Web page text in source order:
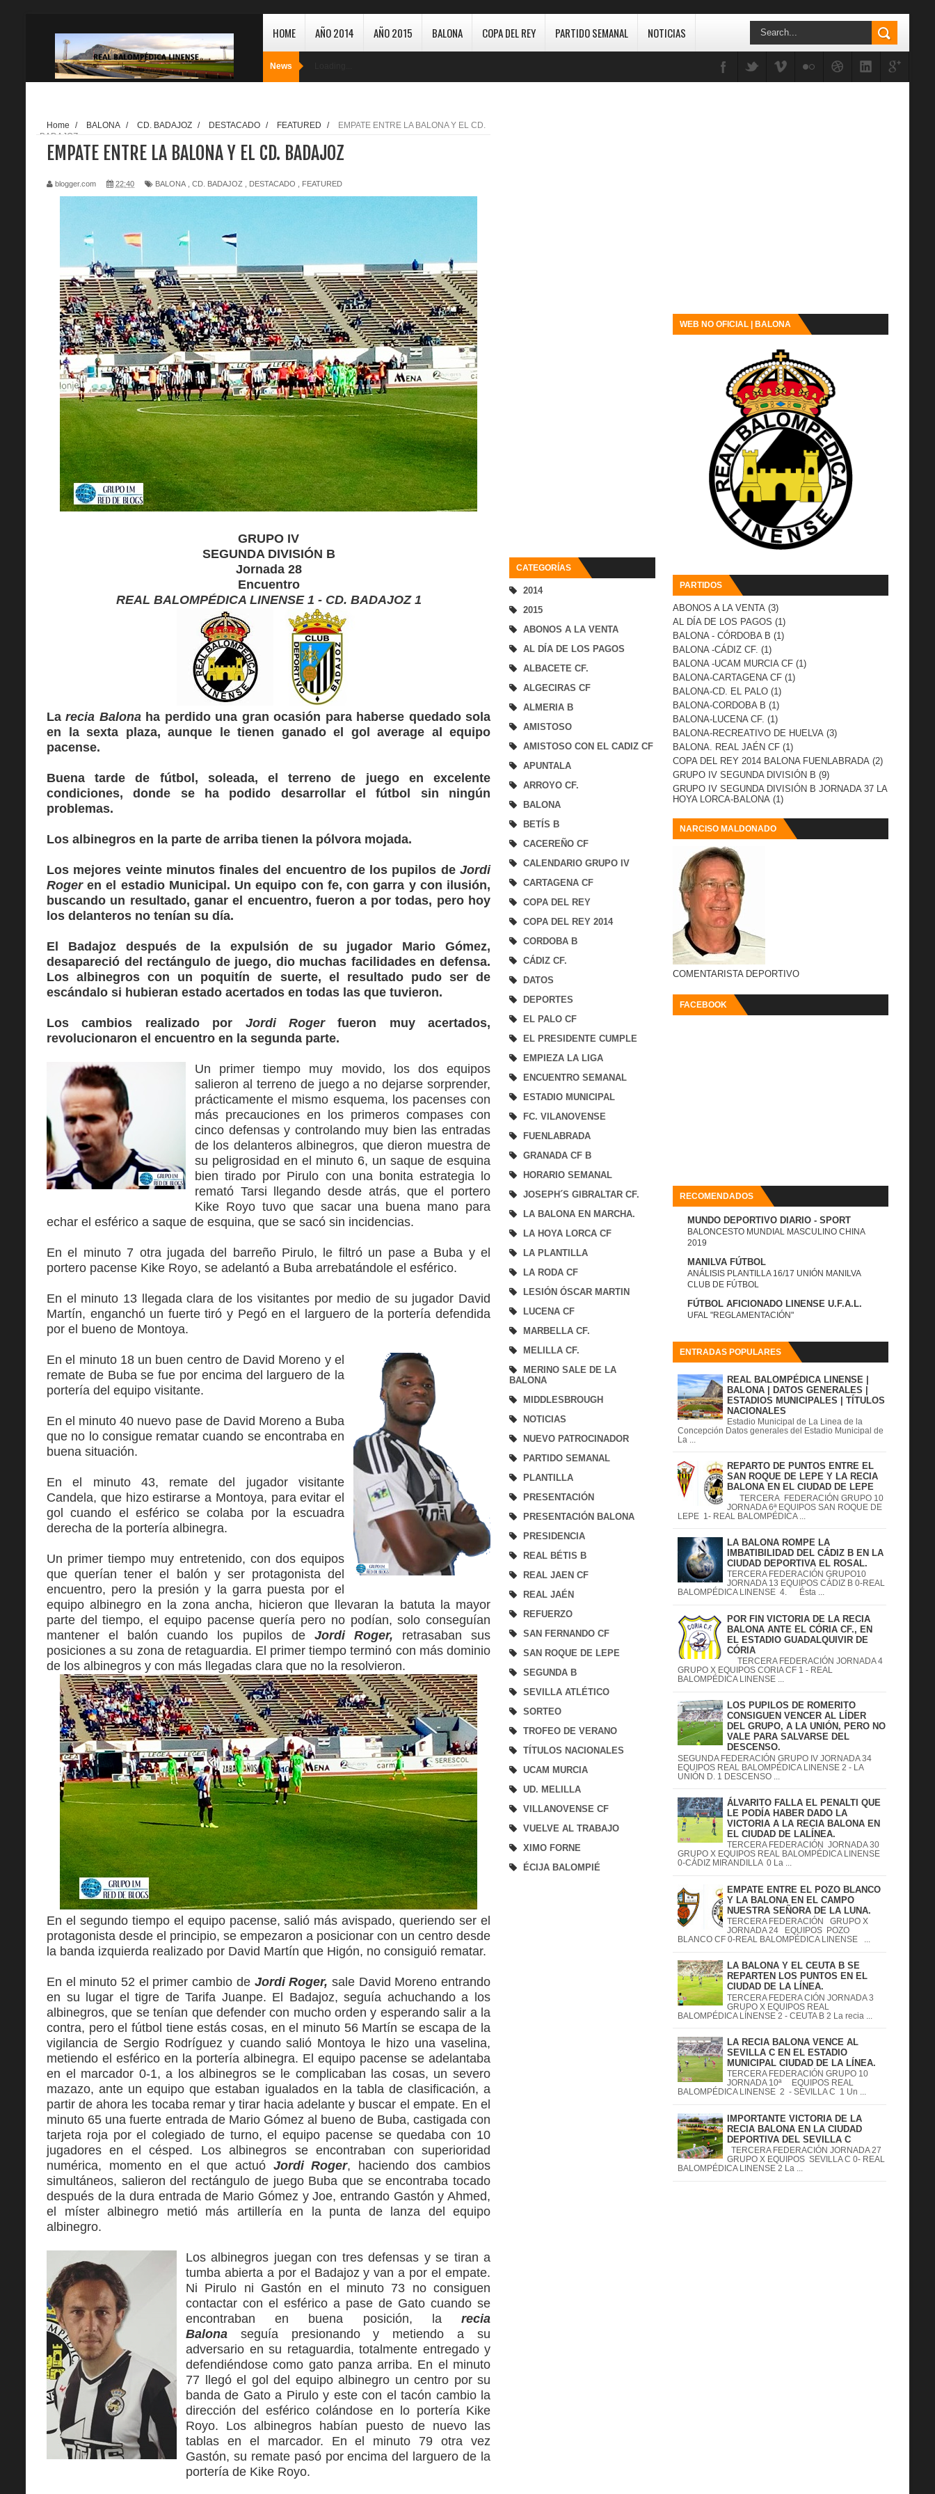
HOME AÑO 2014 AÑO 2015 BALONA COPA DEL REY PARTIDO SEMANAL NOTICIAS
News
CATEGORÍAS
2014
2015
ABONOS A LA VENTA
AL DÍA DE LOS PAGOS
ALBACETE CF.
ALGECIRAS CF
ALMERIA B
AMISTOSO
AMISTOSO CON EL CADIZ CF
APUNTALA
ARROYO CF.
BALONA
BETÍS B
CACEREÑO CF
CALENDARIO GRUPO IV
CARTAGENA CF
COPA DEL REY
COPA DEL REY 2014
CORDOBA B
CÁDIZ CF.
DATOS
DEPORTES
EL PALO CF
EL PRESIDENTE CUMPLE
EMPIEZA LA LIGA
ENCUENTRO SEMANAL
ESTADIO MUNICIPAL
FC. VILANOVENSE
FUENLABRADA
GRANADA CF B
HORARIO SEMANAL
JOSEPH´S GIBRALTAR CF.
LA BALONA EN MARCHA.
LA HOYA LORCA CF
LA PLANTILLA
LA RODA CF
LESIÓN ÓSCAR MARTIN
LUCENA CF
MARBELLA CF.
MELILLA CF.
MERINO SALE DE LA
BALONA
MIDDLESBROUGH
NOTICIAS
NUEVO PATROCINADOR
PARTIDO SEMANAL
PLANTILLA
PRESENTACIÓN
PRESENTACIÓN BALONA
PRESIDENCIA
REAL BÉTIS B
REAL JAEN CF
REAL JAÉN
REFUERZO
SAN FERNANDO CF
SAN ROQUE DE LEPE
SEGUNDA B
SEVILLA ATLÉTICO
SORTEO
TROFEO DE VERANO
TÍTULOS NACIONALES
UCAM MURCIA
UD. MELILLA
VILLANOVENSE CF
VUELVE AL TRABAJO
XIMO FORNE
ÉCIJA BALOMPIÉ
Home / BALONA / CD. BADAJOZ / DESTACADO / FEATURED /
EMPATE ENTRE LA BALONA Y EL CD.
BADAJOZ
EMPATE ENTRE LA BALONA Y EL CD. BADAJOZ
blogger.com 22:40 BALONA CD. BADAJOZ DESTACADO FEATURED
GRUPO IV
SEGUNDA DIVISIÓN B
Jornada 28
Encuentro
REAL BALOMPÉDICA LINENSE 1 - CD. BADAJOZ 1
Larecia Balonaha perdido una gran ocasión para haberse quedado sola
en la sexta plaza, aunque le tienen ganado el gol average al equipo
pacense.
Buena tarde de fútbol, soleada, el terreno de juego en excelente
condiciones, donde se ha podido desarrollar el fútbol sin ningún
problemas.
Los albinegros en la parte de arriba tienen la pólvora mojada.
Los mejores veinte minutos finales del encuentro de los pupilos deJordi
Rogeren el estadio Municipal. Un equipo con fe, con garra y con ilusión,
buscando un resultado, ganar el encuentro, fueron a por todas, pero hoy
los delanteros no tenían su día.
El Badajoz después de la expulsión de su jugador Mario Gómez,
desapareció del rectángulo de juego, dio muchas facilidades en defensa.
Los albinegros con un poquitín de suerte, el resultado pudo ser de
escándalo si hubieran estado acertados en todas las que tuvieron.
Los cambios realizado por Jordi Rogerfueron muy acertados,
revolucionaron el encuentro en la segunda parte.
Un primer tiempo muy movido, los dos equipos
salieron al terreno de juego a no dejarse sorprender,
prácticamente el mismo esquema, los pacenses con
más precauciones en los primeros compases con
cinco defensas y controlando muy bien las entradas
de los delanteros albinegros, que dieron muestra de
su peligrosidad en el minuto 6, un saque de esquina
bien tirado por Pirulo con una bonita estrategia lo
remató Tarsi llegando desde atrás, que el portero
Kike Royo tuvo que sacar una buena mano para
echar el esférico a saque de esquina, que se sacó sin incidencias.
En el minuto 7 otra jugada del barreño Pirulo, le filtró un pase a Buba y el
portero pacense Kike Royo, se adelantó a Buba arrebatándole el esférico.
En el minuto 13 llegada clara de los visitantes por medio de su jugador David
Martín, enganchó un fuerte tiró y Pegó en el larguero de la portería defendida
por el bueno de Montoya.
En el minuto 18 un buen centro de David Moreno y el
remate de Buba se fue por encima del larguero de la
portería del equipo visitante.
En el minuto 40 nuevo pase de David Moreno a Buba
que no lo consigue rematar cuando se encontraba en
buena situación.
En el minuto 43, remate del jugador visitante
Candela, que hizo estirarse a Montoya, para evitar el
gol cuando el esférico se colaba por la escuadra
derecha de la portería albinegra.
Un primer tiempo muy entretenido, con dos equipos
que querían tener el balón y ser protagonista del
encuentro, pero la presión y la garra puesta por el
equipo albinegro en la zona ancha, hicieron que llevaran la batuta la mayor
parte del tiempo, el equipo pacense quería pero no podían, solo conseguían
mantener el balón cuando los pupilos de Jordi Roger, retrasaban sus
posiciones a su zona de retaguardia. El primer tiempo terminó con más dominio
de los albinegros y con más llegadas clara que no la resolvieron.
En el segundo tiempo el equipo pacense, salió más avispado, queriendo ser el
protagonista desde el principio, se empezaron a posicionar con un centro desde
la banda izquierda realizado por David Martín que Higón, no consiguió rematar.
En el minuto 52 el primer cambio de Jordi Roger, sale David Moreno entrando
en su lugar el tigre de Tarifa Juanpe. El Badajoz, seguía achuchando a los
albinegros, que se tenían que defender con mucho orden y esperando salir a la
contra, pero el fútbol tiene estás cosas, en el minuto 56 Martín se escapa de la
vigilancia de Sergio Rodríguez y cuando salió Montoya le hizo una vaselina,
metiendo el esférico en la portería albinegra. El equipo pacense se adelantaba
en el marcador 0-1, a los albinegros se le complicaban las cosas, un severo
mazazo, ante un equipo que estaban igualados en la tabla de clasificación, a
partir de ahora les tocaba remar y tirar hacia adelante y buscar el empate. En el
minuto 65 una fuerte entrada de Mario Gómez al bueno de Buba, castigada con
tarjeta roja por el colegiado de turno, el equipo pacense se quedaba con 10
jugadores en el césped. Los albinegros se encontraban con superioridad
numérica, momento en el que actuó Jordi Roger, haciendo dos cambios
simultáneos, salieron del rectángulo de juego Buba que se encontraba tocado
después de la dura entrada de Mario Gómez y Joe, entrando Gastón y Ahmed,
el míster albinegro metió más artillería en la punta de lanza del equipo
albinegro.
Los albinegros juegan con tres defensas y se tiran a
tumba abierta a por el Badajoz y van a por el empate.
Ni Pirulo ni Gastón en el minuto 73 no consiguen
contactar con el esférico a pase de Gato cuando se
encontraban en buena posición, la recia
Balona seguía presionando y metiendo a su
adversario en su retaguardia, totalmente entregado y
defendiéndose como gato panza arriba. En el minuto
77 llegó el gol del equipo albinegro un centro por su
banda de Gato a Pirulo y este con el tacón cambio la
dirección del esférico colándose en lo portería Kike
Royo. Los albinegros habían puesto de nuevo las
tablas en el marcador. En el minuto 79 otra vez
Gastón, su remate pasó por encima del larguero de la
portería de Kike Royo.
WEB NO OFICIAL | BALONA
PARTIDOS
ABONOS A LA VENTA (3)
AL DÍA DE LOS PAGOS (1)
BALONA - CÓRDOBA B (1)
BALONA -CÁDIZ CF. (1)
BALONA -UCAM MURCIA CF (1)
BALONA-CARTAGENA CF (1)
BALONA-CD. EL PALO (1)
BALONA-CORDOBA B (1)
BALONA-LUCENA CF. (1)
BALONA-RECREATIVO DE HUELVA (3)
BALONA. REAL JAÉN CF (1)
COPA DEL REY 2014 BALONA FUENLABRADA (2)
GRUPO IV SEGUNDA DIVISIÓN B (9)
GRUPO IV SEGUNDA DIVISIÓN B JORNADA 37 LA
HOYA LORCA-BALONA (1)
NARCISO MALDONADO
COMENTARISTA DEPORTIVO
FACEBOOK
RECOMENDADOS
MUNDO DEPORTIVO DIARIO - SPORT
BALONCESTO MUNDIAL MASCULINO CHINA
2019
MANILVA FÚTBOL
ANÁLISIS PLANTILLA 16/17 UNIÓN MANILVA
CLUB DE FÚTBOL
FÚTBOL AFICIONADO LINENSE U.F.A.L.
UFAL "REGLAMENTACIÓN"
ENTRADAS POPULARES
REAL BALOMPÉDICA LINENSE |
BALONA | DATOS GENERALES |
ESTADIOS MUNICIPALES | TÍTULOS
NACIONALES
Estadio Municipal de La Linea de la
Concepción Datos generales del Estadio Municipal de
La ...
REPARTO DE PUNTOS ENTRE EL
SAN ROQUE DE LEPE Y LA RECIA
BALONA EN EL CIUDAD DE LEPE
TERCERA FEDERACIÓN GRUPO 10
JORNADA 6ª EQUIPOS SAN ROQUE DE
LEPE 1- REAL BALOMPÉDICA ...
LA BALONA ROMPE LA
IMBATIBILIDAD DEL CÁDIZ B EN LA
CIUDAD DEPORTIVA EL ROSAL.
TERCERA FEDERACIÓN GRUPO10
JORNADA 13 EQUIPOS CÁDIZ B 0-REAL
BALOMPÉDICA LINENSE 4. Ésta ...
POR FIN VICTORIA DE LA RECIA
BALONA ANTE EL CÓRIA CF., EN
EL ESTADIO GUADALQUIVIR DE
CÓRIA
TERCERA FEDERACIÓN JORNADA 4
GRUPO X EQUIPOS CORIA CF 1 - REAL
BALOMPÉDICA LINENSE ...
LOS PUPILOS DE ROMERITO
CONSIGUEN VENCER AL LÍDER
DEL GRUPO, A LA UNIÓN, PERO NO
VALE PARA SALVARSE DEL
DESCENSO.
SEGUNDA FEDERACIÓN GRUPO IV JORNADA 34
EQUIPOS REAL BALOMPÉDICA LINENSE 2 - LA
UNIÓN D. 1 DESCENSO ...
ÁLVARITO FALLA EL PENALTI QUE
LE PODÍA HABER DADO LA
VICTORIA A LA RECIA BALONA EN
EL CIUDAD DE LALÍNEA.
TERCERA FEDERACIÓN JORNADA 30
GRUPO X EQUIPOS REAL BALOMPÉDICA LINENSE
0-CÁDIZ MIRANDILLA 0 La ...
EMPATE ENTRE EL POZO BLANCO
Y LA BALONA EN EL CAMPO
NUESTRA SEÑORA DE LA LUNA.
TERCERA FEDERACIÓN GRUPO X
JORNADA 24 EQUIPOS POZO
BLANCO CF 0-REAL BALOMPÉDICA LINENSE ...
LA BALONA Y EL CEUTA B SE
REPARTEN LOS PUNTOS EN EL
CIUDAD DE LA LÍNEA.
TERCERA FEDERA CIÓN JORNADA 3
GRUPO X EQUIPOS REAL
BALOMPÉDICA LÍNENSE 2 - CEUTA B 2 La recia ...
LA RECIA BALONA VENCE AL
SEVILLA C EN EL ESTADIO
MUNICIPAL CIUDAD DE LA LÍNEA.
TERCERA FEDERACIÓN GRUPO 10
JORNADA 10ª EQUIPOS REAL
BALOMPÉDICA LINENSE 2 - SEVILLA C 1 Un ...
IMPORTANTE VICTORIA DE LA
RECIA BALONA EN LA CIUDAD
DEPORTIVA DEL SEVILLA C
TERCERA FEDERACIÓN JORNADA 27
GRUPO X EQUIPOS SEVILLA C 0- REAL
BALOMPÉDICA LINENSE 2 La ...